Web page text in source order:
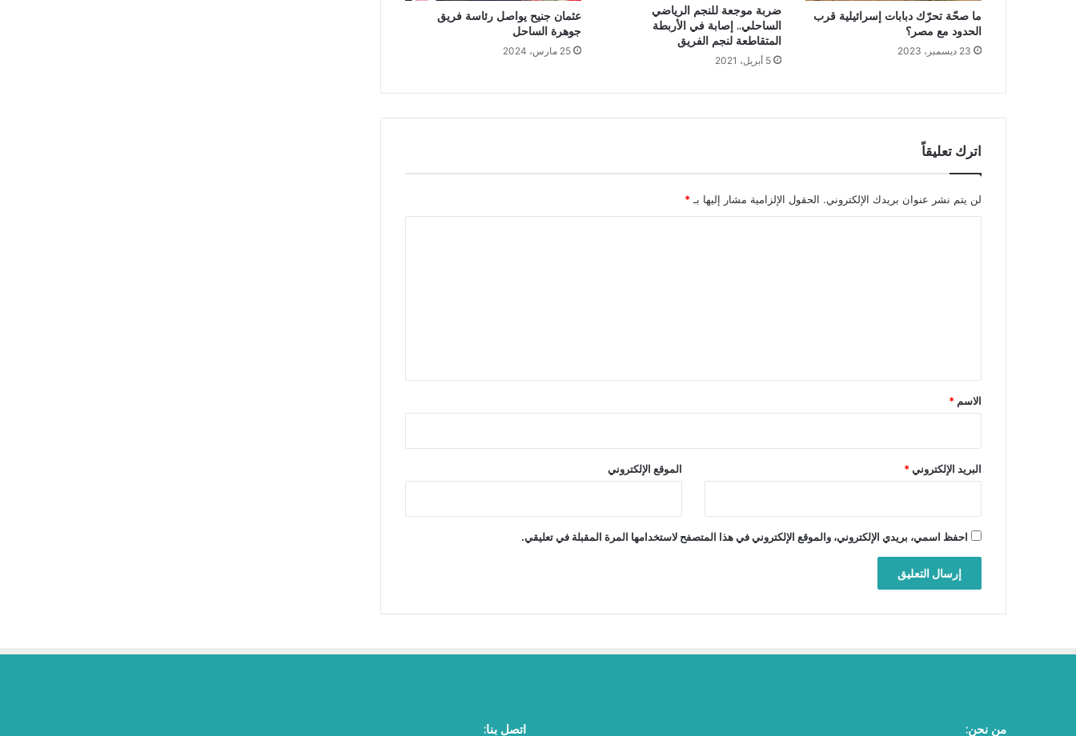
ما صحّة تحرّك دبابات إسرائيلية قرب
الحدود مع مصر؟
23 ديسمبر، 2023
ضربة موجعة للنجم الرياضي
الساحلي.. إصابة في الأربطة
المتقاطعة لنجم الفريق
5 أبريل، 2021
عثمان جنيح يواصل رئاسة فريق
جوهرة الساحل
25 مارس، 2024
اترك تعليقاً
لن يتم نشر عنوان بريدك الإلكتروني. الحقول الإلزامية مشار إليها بـ *
*
الاسم *
البريد الإلكتروني* الموقع الإلكتروني
احفظ اسمي، بريدي الإلكتروني، والموقع الإلكتروني في هذا المتصفح لاستخدامها المرة المقبلة في تعليقي.
من نحن: اتصل بنا: